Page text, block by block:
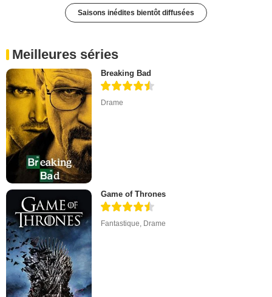
Saisons inédites bientôt diffusées
Meilleures séries
Breaking Bad
Drame
Game of Thrones
Fantastique Drame